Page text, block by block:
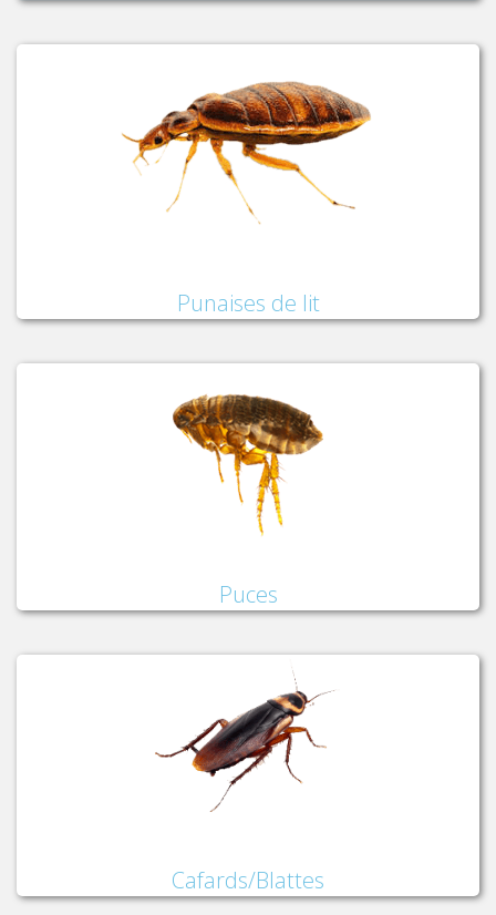
Punaises de lit
Puces
Cafards/Blattes